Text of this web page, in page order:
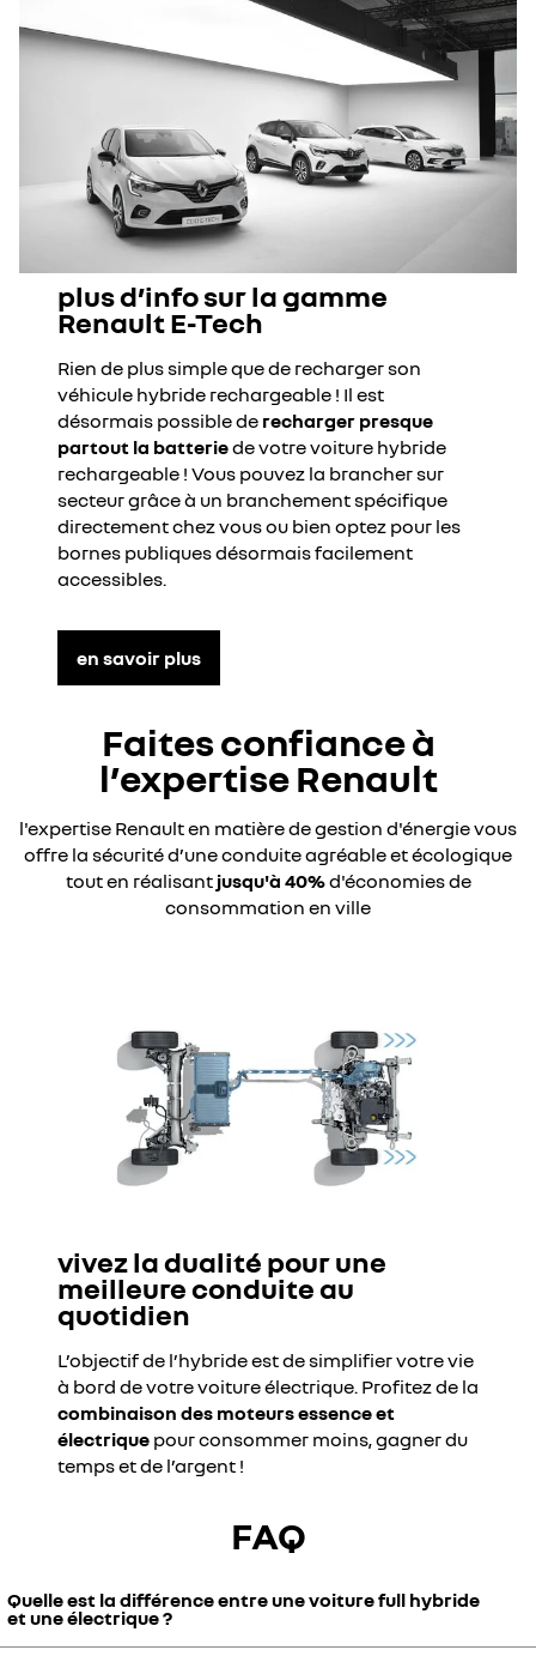
plus d’info sur la gamme
Renault E-Tech
Rien de plus simple que de recharger son
véhicule hybride rechargeable ! Il est
désormais possible de recharger presque
partout la batteriede votre voiture hybride
rechargeable ! Vous pouvez la brancher sur
secteur grâce à un branchement spécifique
directement chez vous ou bien optez pour les
bornes publiques désormais facilement
accessibles.
en savoir plus
Faites confiance à
l’expertise Renault
l'expertise Renault en matière de gestion d'énergie vous
offre la sécurité d’une conduite agréable et écologique
tout en réalisant jusqu'à 40%d'économies de
consommation en ville
vivez la dualité pour une
meilleure conduite au
quotidien
L’objectif de l’hybride est de simplifier votre vie
à bord de votre voiture électrique. Profitez de la
combinaison des moteurs essence et
électrique pour consommer moins, gagner du
temps et de l’argent !
FAQ
Quelle est la différence entre une voiture full hybride
et une électrique ?